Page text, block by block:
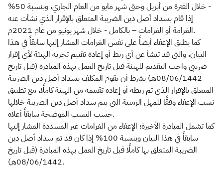
- خلال الفترة من أبريل وحتى شهر مايو من العام الجاري، وبنسبة 50%
إذا قام بسداد أصل دين الضريبة المتعلق بالإقرار الذي نشأت عنه
الغرامة أو الغرامات – بالكامل - خلال شهر يونيو من عام 2021م.
كما يطبق الإعفاء أيضاً على نفس الغرامات المشار إليها سابقاً في هذا
البيان، والتي قد تنشأ عن أي ربط أو إعادة تقييم تجريه الهيئة لأي إقرار
ضريبي واجب التقديم للهيئة قبل تاريخ العمل بهذه المبادرة (قبل تاريخ
08/06/1442هـ) بشرط أن يقوم المكلف بسداد أصل دين الضريبة
المتعلق بالإقرار الذي تم ربطه أو إعادة تقييمه من الهيئة كاملًا، مع تطبيق
نسب الإعفاء وفقًا للمهل الزمنية التي يتم سداد أصل دين الضريبة خلالها
حسب النسب الموضحة سابقاً أعلاه.
كما تشمل المبادرة الأخيرة؛ الإعفاء من الغرامات غير المسددة المشار إليها
سابقاً في هذا البيان وبنسبة 100% إذا كان قد تم سداد أصل دين
الضريبة المتعلق بها كاملًا قبل تاريخ العمل بهذه المبادرة (قبل تاريخ
08/06/1442هـ).